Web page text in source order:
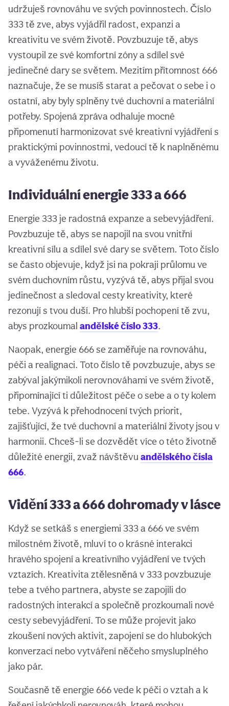
udržuješ rovnováhu ve svých povinnostech. Číslo
333 tě zve, abys vyjádřil radost, expanzi a
kreativitu ve svém životě. Povzbuzuje tě, abys
vystoupil ze své komfortní zóny a sdílel své
jedinečné dary se světem. Mezitím přítomnost 666
naznačuje, že se musíš starat a pečovat o sebe i o
ostatní, aby byly splněny tvé duchovní a materiální
potřeby. Spojená zpráva odhaluje mocné
připomenutí harmonizovat své kreativní vyjádření s
praktickými povinnostmi, vedoucí tě k naplněnému
a vyváženému životu.
Individuální energie 333 a 666
Energie 333 je radostná expanze a sebevyjádření.
Povzbuzuje tě, abys se napojil na svou vnitřní
kreativní sílu a sdílel své dary se světem. Toto číslo
se často objevuje, když jsi na pokraji průlomu ve
svém duchovním růstu, vyzývá tě, abys přijal svou
jedinečnost a sledoval cesty kreativity, které
rezonují s tvou duší. Pro hlubší pochopení tě zvu,
abys prozkoumal andělské číslo 333.
Naopak, energie 666 se zaměřuje na rovnováhu,
péči a realignaci. Toto číslo tě povzbuzuje, abys se
zabýval jakýmikoli nerovnováhami ve svém životě,
připomínající ti důležitost péče o sebe a o ty kolem
tebe. Vyzývá k přehodnocení tvých priorit,
zajišťující, že tvé duchovní a materiální životy jsou v
harmonii. Chceš-li se dozvědět více o této životně
důležité energii, zvaž návštěvu andělského čísla
666.
Vidění 333 a 666 dohromady v lásce
Když se setkáš s energiemi 333 a 666 ve svém
milostném životě, mluví to o krásné interakci
hravého spojení a kreativního vyjádření ve tvých
vztazích. Kreativita ztělesněná v 333 povzbuzuje
tebe a tvého partnera, abyste se zapojili do
radostných interakcí a společně prozkoumali nové
cesty sebevyjádření. To se může projevit jako
zkoušení nových aktivit, zapojení se do hlubokých
konverzací nebo vytváření něčeho smysluplného
jako pár.
Současně tě energie 666 vede k péči o vztah a k